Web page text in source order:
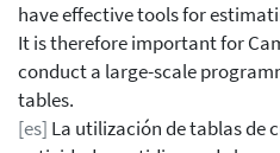
have effective tools for
It is therefore important for
conduct a large-scale
tables.
[es] La utilización de tablas de